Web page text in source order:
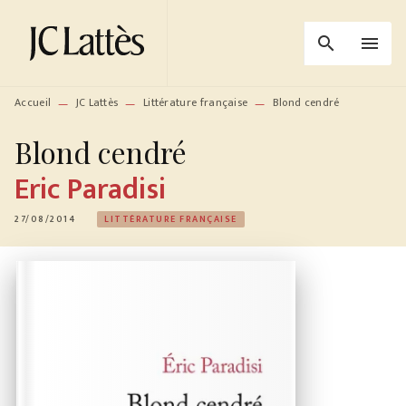
MENU RECHERCHE
PIED DE PAGE
search menu
Accueil — JC Lattès — Littérature française — Blond cendré
Blond cendré
Eric Paradisi
27/08/2014 LITTÉRATURE FRANÇAISE